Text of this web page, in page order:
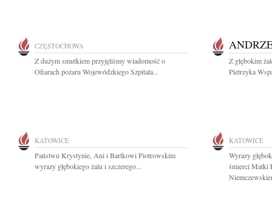
CZĘSTOCHOWA
Z dużym smutkiem przyjęliśmy wiadomość o
Ofiarach pożaru Wojewódzkiego Szpitala...
Z głębokim
Pietrzyka
KATOWICE
Państwu Krystynie, Ani i Bartkowi Piotrowskim
wyrazy głębokiego żalu i szczerego...
KATOWICE
Wyrazy
śmierci Matki